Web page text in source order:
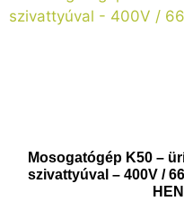
Mosogatógép K50 –
szivattyúval – 400V /